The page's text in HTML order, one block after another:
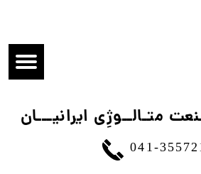
متـالــوژِی ایرانیـــان
041-